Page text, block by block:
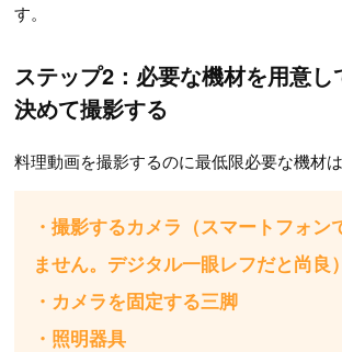
す。
ステップ2：必要な機材を用意し
決めて撮影する
料理動画を撮影するのに最低限必要な機材は
・撮影するカメラ（スマートフォン
ません。デジタル一眼レフだと尚良）
・カメラを固定する三脚
・照明器具